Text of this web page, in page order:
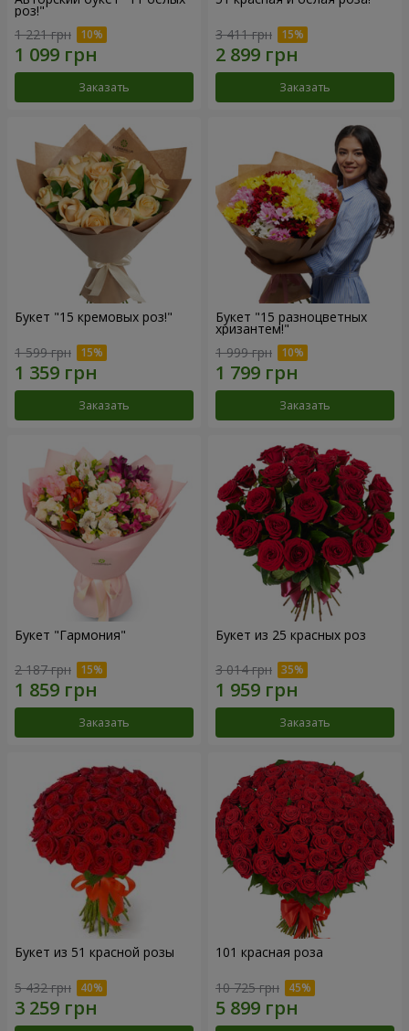
роз!"
1 221 грн
Заказать
3 411 грн
Заказать
Букет "15 кремовых роз!"
1 599 грн
Заказать
Букет "15 разноцветных
хризантем!"
1 999 грн
Заказать
Букет "Гармония"
2 187 грн
Заказать
Букет из 25 красных роз
3 014 грн
Заказать
Букет из 51 красной розы
5 432 грн
101 красная роза
10 725 грн